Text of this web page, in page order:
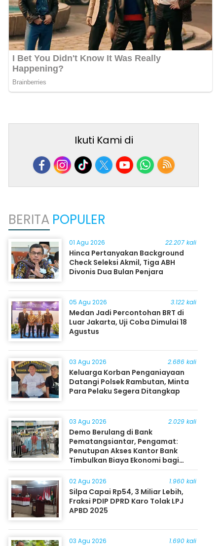
Ikuti Kami di
BERITA POPULER
01 Agu 2026 22.207 kali
Hinca Pertanyakan Background
Check Seleksi Akmil, Tiga ABH
Divonis Dua Bulan Penjara
05 Agu 2026 3.122 kali
Medan Jadi Percontohan BRT di
Luar Jakarta, Uji Coba Dimulai 18
Agustus
03 Agu 2026 2.686 kali
Keluarga Korban Penganiayaan
Datangi Polsek Rambutan, Minta
Para Pelaku Segera Ditangkap
03 Agu 2026 2.029 kali
Demo Berulang di Bank
Pematangsiantar, Pengamat:
Penutupan Akses Kantor Bank
Timbulkan Biaya Ekonomi bagi
Masyarakat
02 Agu 2026 1.960 kali
Silpa Capai Rp54, 3 Miliar Lebih,
Fraksi PDIP DPRD Karo Tolak LPJ
APBD 2025
03 Agu 2026 1.690 kali